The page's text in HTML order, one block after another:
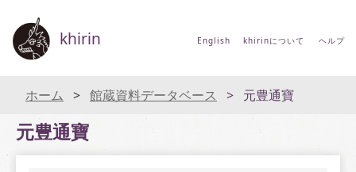
khirin English khirinについて ヘルプ
ホーム 館蔵資料データベース 元豊通寶
元豊通寶